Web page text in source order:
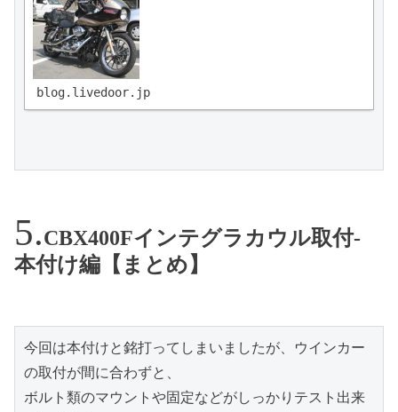
blog.livedoor.jp
CBX400Fインテグラカウル取付-
本付け編【まとめ】
今回は本付けと銘打ってしまいましたが、ウインカー
の取付が間に合わずと、
ボルト類のマウントや固定などがしっかりテスト出来